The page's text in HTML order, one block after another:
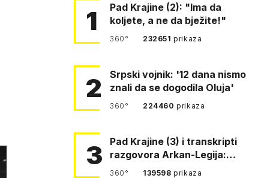
1
Pad Krajine (2): "Ima da
koljete, a ne da bježite!"
360° 232651prikaza
2
Srpski vojnik: '12 dana nismo
znali da se dogodila Oluja'
360° 224460prikaza
3
Pad Krajine (3) i transkripti
razgovora Arkan-Legija:
'Čujem, prelazite ustašam…
360° 139598prikaza